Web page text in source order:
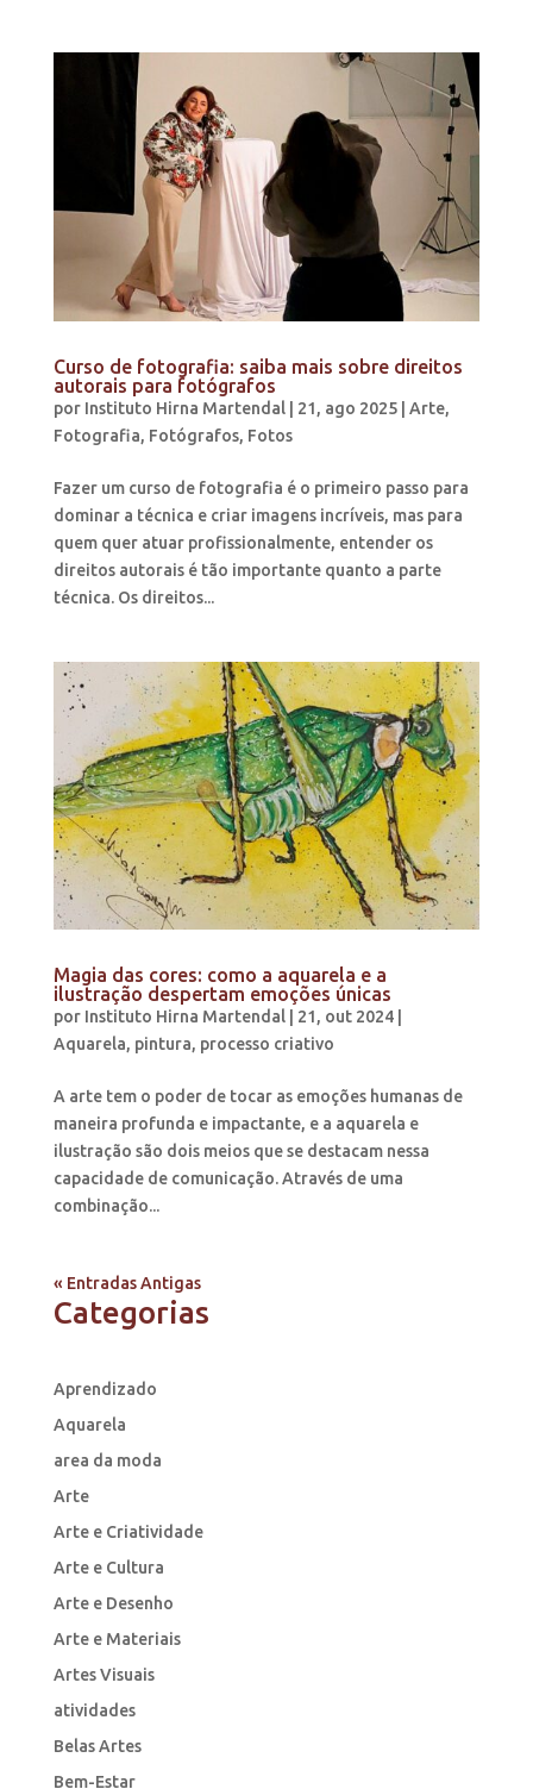
Curso de fotografia: saiba mais sobre direitos
autorais para fotógrafos
por Instituto Hirna Martendal| 21, ago 2025| Arte,
Fotografia, Fotógrafos, Fotos
Fazer um curso de fotografia é o primeiro passo para
dominar a técnica e criar imagens incríveis, mas para
quem quer atuar profissionalmente, entender os
direitos autorais é tão importante quanto a parte
técnica. Os direitos...
Magia das cores: como a aquarela e a
ilustração despertam emoções únicas
por Instituto Hirna Martendal| 21, out 2024|
Aquarela, pintura, processo criativo
A arte tem o poder de tocar as emoções humanas de
maneira profunda e impactante, e a aquarela e
ilustração são dois meios que se destacam nessa
capacidade de comunicação. Através de uma
combinação...
« Entradas Antigas
Categorias
Aprendizado
Aquarela
area da moda
Arte
Arte e Criatividade
Arte e Cultura
Arte e Desenho
Arte e Materiais
Artes Visuais
atividades
Belas Artes
Bem-Estar